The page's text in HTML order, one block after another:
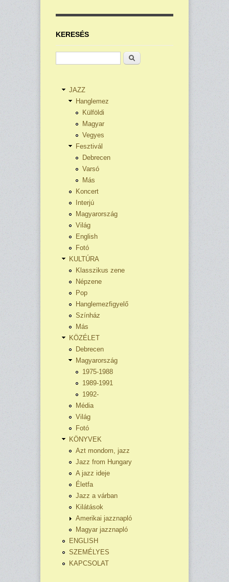
KERESÉS
Keresés
JAZZ
Hanglemez
Külföldi
Magyar
Vegyes
Fesztivál
Debrecen
Varsó
Más
Koncert
Interjú
Magyarország
Világ
English
Fotó
KULTÚRA
Klasszikus zene
Népzene
Pop
Hanglemezfigyelő
Színház
Más
KÖZÉLET
Debrecen
Magyarország
1975-1988
1989-1991
1992-
Média
Világ
Fotó
KÖNYVEK
Azt mondom, jazz
Jazz from Hungary
A jazz ideje
Életfa
Jazz a várban
Kilátások
Amerikai jazznapló
Magyar jazznapló
ENGLISH
SZEMÉLYES
KAPCSOLAT